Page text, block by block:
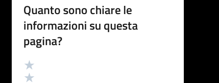
Quanto sono chiare le
informazioni su questa
pagina?
Valutazione